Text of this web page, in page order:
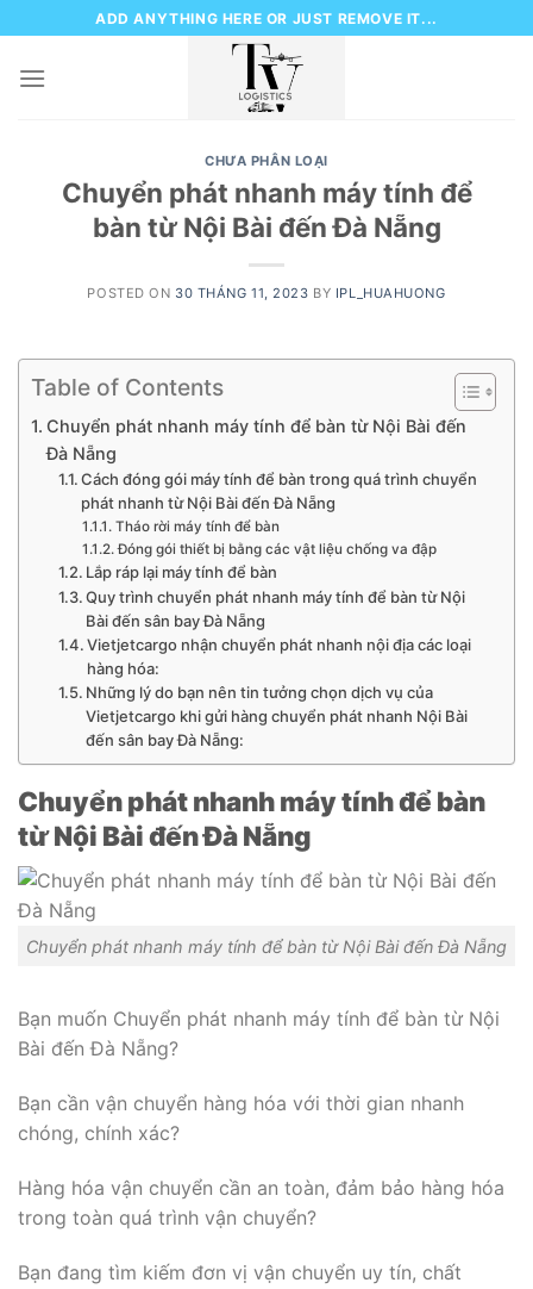
to
content
ADD ANYTHING HERE OR JUST REMOVE IT...
CHƯA PHÂN LOẠI
Chuyển phát nhanh máy tính để
bàn từ Nội Bài đến Đà Nẵng
POSTED ON 30 THÁNG 11, 2023 BY IPL_HUAHUONG
Table of Contents
Chuyển phát nhanh máy tính để bàn từ Nội Bài đến
Đà Nẵng
Cách đóng gói máy tính để bàn trong quá trình chuyển
phát nhanh từ Nội Bài đến Đà Nẵng
Tháo rời máy tính để bàn
Đóng gói thiết bị bằng các vật liệu chống va đập
Lắp ráp lại máy tính để bàn
Quy trình chuyển phát nhanh máy tính để bàn từ Nội
Bài đến sân bay Đà Nẵng
Vietjetcargo nhận chuyển phát nhanh nội địa các loại
hàng hóa:
Những lý do bạn nên tin tưởng chọn dịch vụ của
Vietjetcargo khi gửi hàng chuyển phát nhanh Nội Bài
đến sân bay Đà Nẵng:
Chuyển phát nhanh máy tính để bàn
từ Nội Bài đến Đà Nẵng
Chuyển phát nhanh máy tính để bàn từ Nội Bài đến Đà Nẵng
Bạn muốn Chuyển phát nhanh máy tính để bàn từ Nội
Bài đến Đà Nẵng?
Bạn cần vận chuyển hàng hóa với thời gian nhanh
chóng, chính xác?
Hàng hóa vận chuyển cần an toàn, đảm bảo hàng hóa
trong toàn quá trình vận chuyển?
Bạn đang tìm kiếm đơn vị vận chuyển uy tín, chất